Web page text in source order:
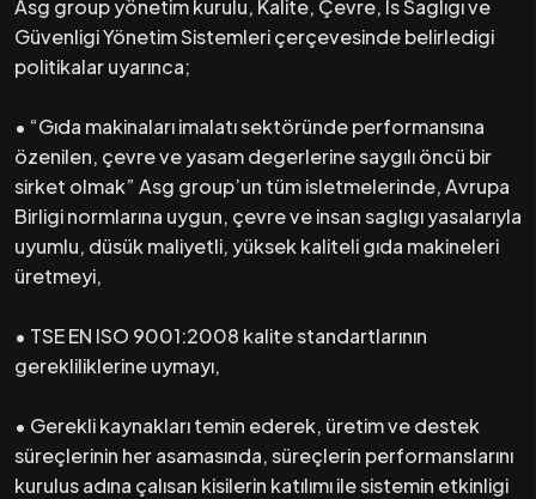
Asg group yönetim kurulu, Kalite, Çevre, Is Saglıgı ve
Güvenligi Yönetim Sistemleri çerçevesinde belirledigi
politikalar uyarınca;
• “Gıda makinaları imalatı sektöründe performansına
özenilen, çevre ve yasam degerlerine saygılı öncü bir
sirket olmak” Asg group’un tüm isletmelerinde, Avrupa
Birligi normlarına uygun, çevre ve insan saglıgı yasalarıyla
uyumlu, düsük maliyetli, yüksek kaliteli gıda makineleri
üretmeyi,
• TSE EN ISO 9001:2008 kalite standartlarının
gerekliliklerine uymayı,
• Gerekli kaynakları temin ederek, üretim ve destek
süreçlerinin her asamasında, süreçlerin performanslarını
kurulus adına çalısan kisilerin katılımı ile sistemin etkinligi